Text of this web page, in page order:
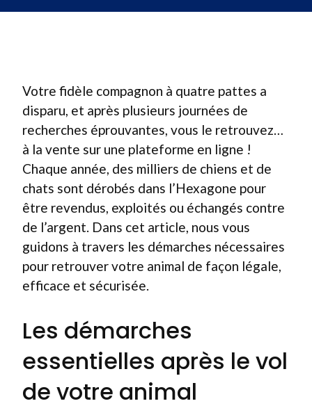
Votre fidèle compagnon à quatre pattes a
disparu, et après plusieurs journées de
recherches éprouvantes, vous le retrouvez…
à la vente sur une plateforme en ligne !
Chaque année, des milliers de chiens et de
chats sont dérobés dans l’Hexagone pour
être revendus, exploités ou échangés contre
de l’argent. Dans cet article, nous vous
guidons à travers les démarches nécessaires
pour retrouver votre animal de façon légale,
efficace et sécurisée.
Les démarches
essentielles après le vol
de votre animal